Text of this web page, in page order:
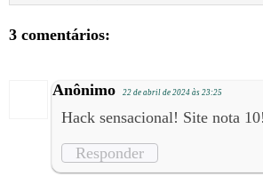
3 comentários:
Anônimo 22 de abril de 2024 às 23:25
Hack sensacional! Site nota 10!
Responder